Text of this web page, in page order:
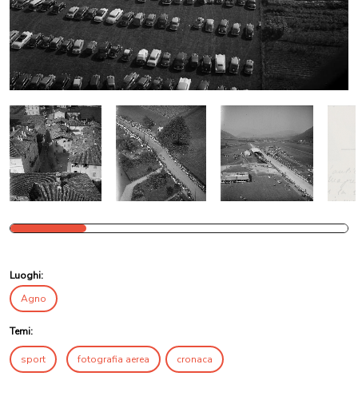
Luoghi:
Agno
Temi:
sport fotografia aerea cronaca